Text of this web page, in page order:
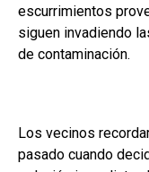
escurrimientos
siguen invadiendo
de contaminación.
Los vecinos
pasado cuando